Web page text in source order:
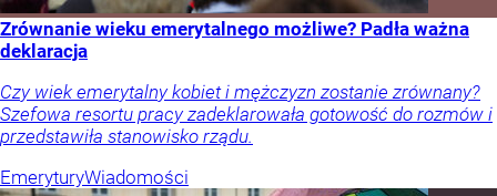
Zrównanie wieku emerytalnego możliwe? Padła ważna
deklaracja
Czy wiek emerytalny kobiet i mężczyzn zostanie zrównany?
Szefowa resortu pracy zadeklarowała gotowość do rozmów i
przedstawiła stanowisko rządu.
EmeryturyWiadomości